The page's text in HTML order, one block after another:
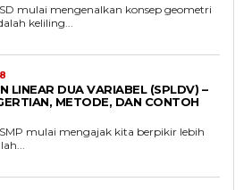
mulai mengenalkan konsep geometri
keliling...
LINEAR DUA VARIABEL (SPLDV) –
METODE, DAN CONTOH
mulai mengajak kita berpikir lebih